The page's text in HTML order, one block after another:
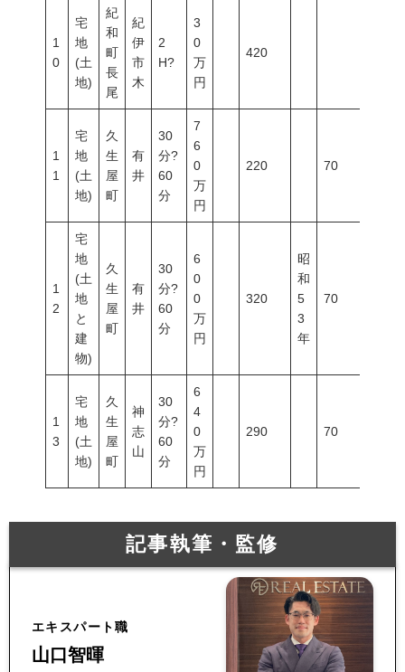
1
0
宅
地
(土
地)
紀
和
町
長
尾
紀
伊
市
木
2
H?
3
0
万
円
420
1
1
宅
地
(土
地)
久
生
屋
町
有
井
30
分?
60
分
7
6
0
万
円
220 70
1
2
宅
地
(土
地
と
建
物)
久
生
屋
町
有
井
30
分?
60
分
6
0
0
万
円
320
昭
和
5
3
年
70
1
3
宅
地
(土
地)
久
生
屋
町
神
志
山
30
分?
60
分
6
4
0
万
円
290 70
記事執筆・監修
エキスパート職
山口智暉